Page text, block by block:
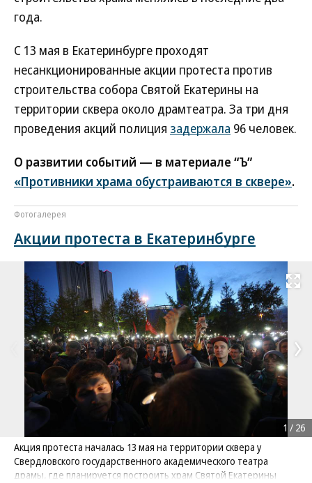
года.
С 13 мая в Екатеринбурге проходят
несанкционированные акции протеста против
строительства собора Святой Екатерины на
территории сквера около драмтеатра. За три дня
проведения акций полиция задержала 96 человек.
О развитии событий — в материале “Ъ”
«Противники храма обустраиваются в сквере».
Фотогалерея
Акции протеста в Екатеринбурге
Развернуть
Акция протеста началась 13 мая на территории сквера у
Свердловского государственного академического театра
драмы, где планируется построить храм Святой Екатерины
1 / 26